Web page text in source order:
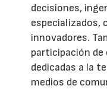
decisiones,
especializados,
innovadores.
participación de
dedicadas a la
medios de